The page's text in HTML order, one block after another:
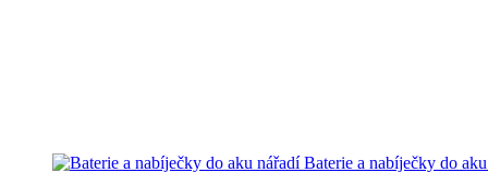
Baterie a nabíječky do